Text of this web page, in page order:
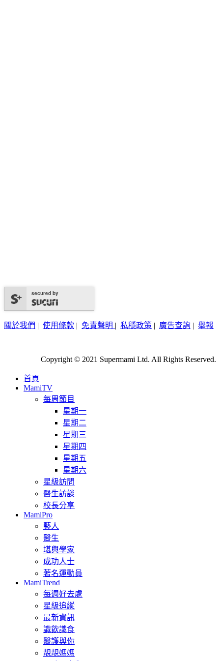
secured by
關於我們 | 使用條款 | 免責聲明 | 私穩政策 | 廣告查詢 | 舉報
Copyright © 2021 Supermami Ltd. All Rights Reserved.
首頁
MamiTV
每周節目
星期一
星期二
星期三
星期四
星期五
星期六
星級訪問
醫生訪談
校長分享
MamiPro
藝人
醫生
堪輿學家
成功人士
著名運動員
MamiTrend
每週好去處
星級追縱
最新資訊
識飲識食
醫護與你
靚靚媽媽